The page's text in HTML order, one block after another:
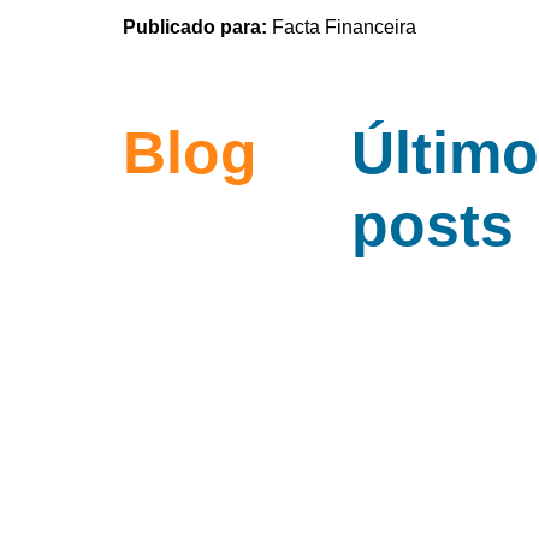
Publicado para: Facta Financeira
Blog
posts